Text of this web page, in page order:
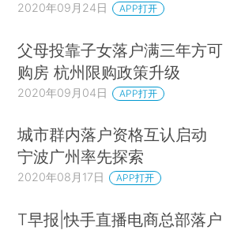
2020年09月24日 APP打开
父母投靠子女落户满三年方可
购房 杭州限购政策升级
2020年09月04日 APP打开
城市群内落户资格互认启动
宁波广州率先探索
2020年08月17日 APP打开
T早报|快手直播电商总部落户